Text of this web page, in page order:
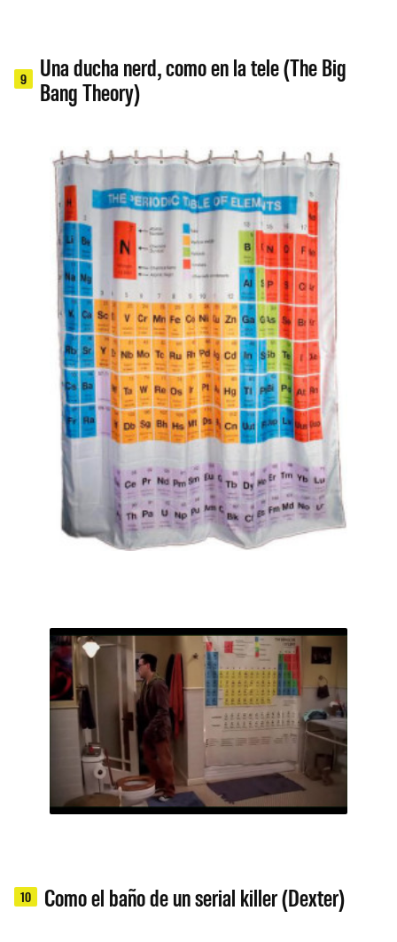
9
Una ducha nerd, como en la tele (The Big
Bang Theory)
10 Como el baño de un serial killer (Dexter)